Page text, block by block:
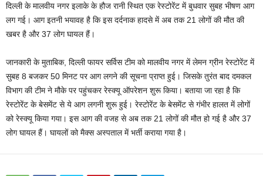
दिल्ली के मालवीय नगर इलाके के हौज रानी स्थित एक रेस्टोरेंट में बुधवार सुबह भीषण आग
लग गई। आग इतनी भयावह है कि इस दर्दनाक हादसे में अब तक 21 लोगों की मौत की
खबर है और 37 लोग घायल हैं।
जानकारी के मुताबिक, दिल्ली फायर सर्विस टीम को मालवीय नगर में लेमन ग्रीन रेस्टोरेंट में
सुबह 8 बजकर 50 मिनट पर आग लगने की सूचना प्राप्त हुई। जिसके तुरंत बाद दमकल
विभाग की टीम ने मौके पर पहुंचकर रेस्क्यू ऑपरेशन शुरू किया। बताया जा रहा है कि
रेस्टोरेंट के बेसमेंट से ये आग लगनी शुरू हुई। रेस्टोरेंट के बेसमेंट से गंभीर हालत में लोगों
को रेस्क्यू किया गया। इस आग की वजह से अब तक 21 लोगों की मौत हो गई है और 37
लोग घायल हैं। घायलों को मैक्स अस्पताल में भर्ती कराया गया है।